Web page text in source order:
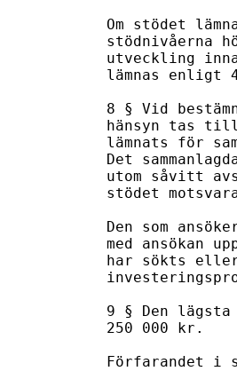
Om stödet
stödnivåerna
utveckling
lämnas enligt
8 § Vid
hänsyn tas
lämnats för
Det
utom såvitt
stödet
Den som
med ansökan
har sökts eller
9 § Den
250 000 kr.
Förfarandet i